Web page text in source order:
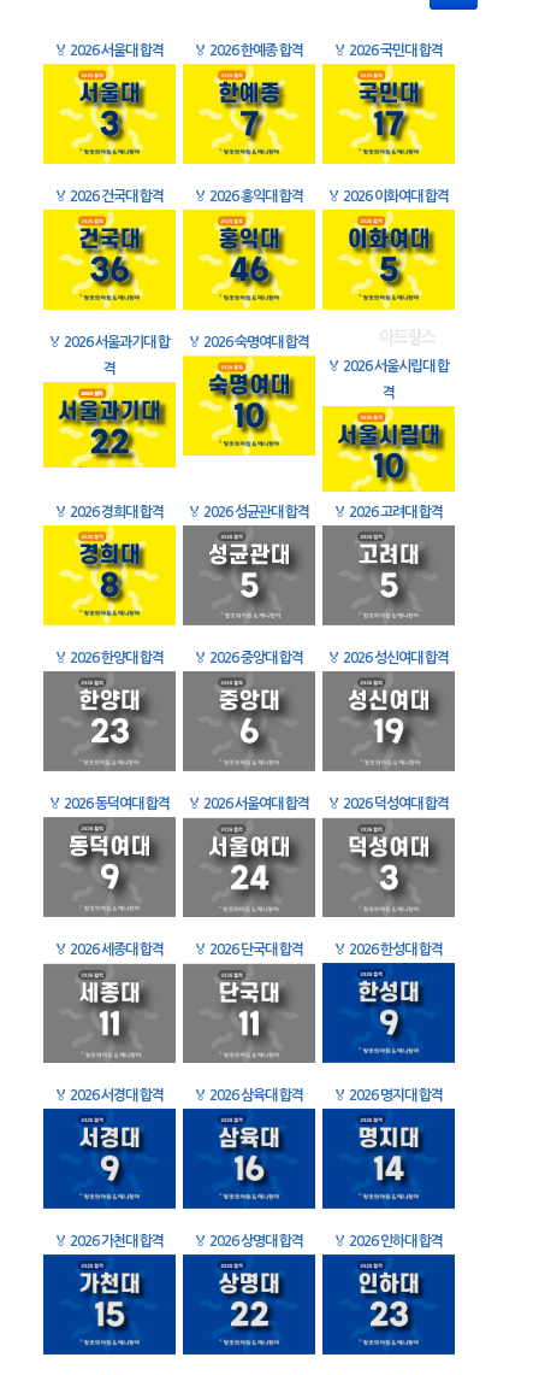
🏅 2026 서울대 합격 🏅 2026 한예종 합격 🏅 2026 국민대 합격
🏅 2026 건국대 합격 🏅 2026 홍익대 합격 🏅 2026 이화여대 합격
🏅 2026 서울과기대 합
격
🏅 2026 숙명여대 합격
🏅 2026 서울시립대 합
격
🏅 2026 경희대 합격 🏅 2026 성균관대 합격 🏅 2026 고려대 합격
🏅 2026 한양대 합격 🏅 2026 중앙대 합격 🏅 2026 성신여대 합격
🏅 2026 동덕여대 합격 🏅 2026 서울여대 합격 🏅 2026 덕성여대 합격
🏅 2026 세종대 합격 🏅 2026 단국대 합격 🏅 2026 한성대 합격
🏅 2026 서경대 합격 🏅 2026 삼육대 합격 🏅 2026 명지대 합격
🏅 2026 가천대 합격 🏅 2026 상명대 합격 🏅 2026 인하대 합격